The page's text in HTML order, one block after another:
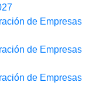
de Empresas
de Empresas
de Empresas